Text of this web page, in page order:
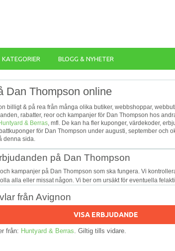
KATEGORIER BLOGG & NYHETER
Dan Thompson online
billigt & på rea från många olika butiker, webbshoppar,
rabatter, reor och kampanjer för Dan Thompson hos
& Berras, mfl. De kan ha fler kuponger, värdekoder,
för Dan Thompson under augusti, september och
denna sida.
på Dan Thompson
kampanjer på Dan Thompson som ska fungera. Vi
alla eller missat någon. Vi ber om ursäkt för eventuella
från Avignon
VISA ERBJUDANDE
från: Huntyard & Berras . Giltig tills vidare.